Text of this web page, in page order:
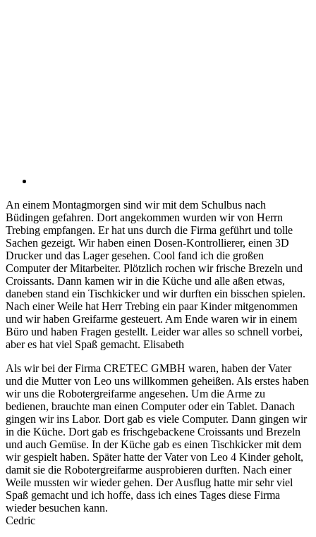
An einem Montagmorgen sind wir mit dem Schulbus nach
Büdingen gefahren. Dort angekommen wurden wir von Herrn
Trebing empfangen. Er hat uns durch die Firma geführt und tolle
Sachen gezeigt. Wir haben einen Dosen-Kontrollierer, einen 3D
Drucker und das Lager gesehen. Cool fand ich die großen
Computer der Mitarbeiter. Plötzlich rochen wir frische Brezeln und
Croissants. Dann kamen wir in die Küche und alle aßen etwas,
daneben stand ein Tischkicker und wir durften ein bisschen spielen.
Nach einer Weile hat Herr Trebing ein paar Kinder mitgenommen
und wir haben Greifarme gesteuert. Am Ende waren wir in einem
Büro und haben Fragen gestellt. Leider war alles so schnell vorbei,
aber es hat viel Spaß gemacht. Elisabeth
Als wir bei der Firma CRETEC GMBH waren, haben der Vater
und die Mutter von Leo uns willkommen geheißen. Als erstes haben
wir uns die Robotergreifarme angesehen. Um die Arme zu
bedienen, brauchte man einen Computer oder ein Tablet. Danach
gingen wir ins Labor. Dort gab es viele Computer. Dann gingen wir
in die Küche. Dort gab es frischgebackene Croissants und Brezeln
und auch Gemüse. In der Küche gab es einen Tischkicker mit dem
wir gespielt haben. Später hatte der Vater von Leo 4 Kinder geholt,
damit sie die Robotergreifarme ausprobieren durften. Nach einer
Weile mussten wir wieder gehen. Der Ausflug hatte mir sehr viel
Spaß gemacht und ich hoffe, dass ich eines Tages diese Firma
wieder besuchen kann.
Cedric